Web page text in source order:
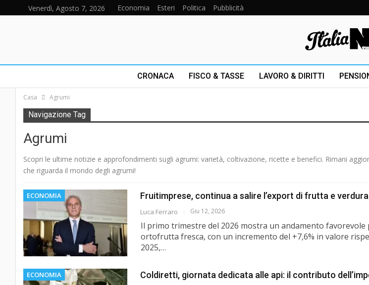
Venerdì, Agosto 7, 2026 Economia Esteri Politica Pubblicità
CRONACA FISCO & TASSE LAVORO & DIRITTI
Casa Agrumi
Navigazione Tag
Agrumi
Scopri le ultime notizie e approfondimenti sugli agrumi: varietà, coltivazione, ricette e benefici. Rimani
che riguarda il mondo degli agrumi!
ECONOMIA Fruitimprese, continua a salire l’export di frutta e
Luca Ferraro Giu 12, 2026
Il primo trimestre del 2026 mostra un andamento
ortofrutta fresca, con un incremento del +7,6% in valore
2025,…
ECONOMIA Coldiretti, giornata dedicata alle api: il contributo